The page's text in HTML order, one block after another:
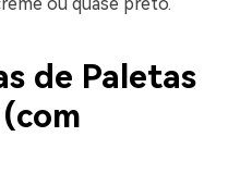
de Paletas